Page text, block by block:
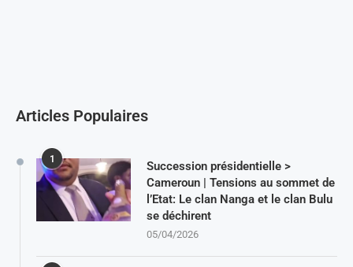
Articles Populaires
1
Succession présidentielle >
Cameroun | Tensions au sommet de
l’Etat: Le clan Nanga et le clan Bulu
se déchirent
05/04/2026